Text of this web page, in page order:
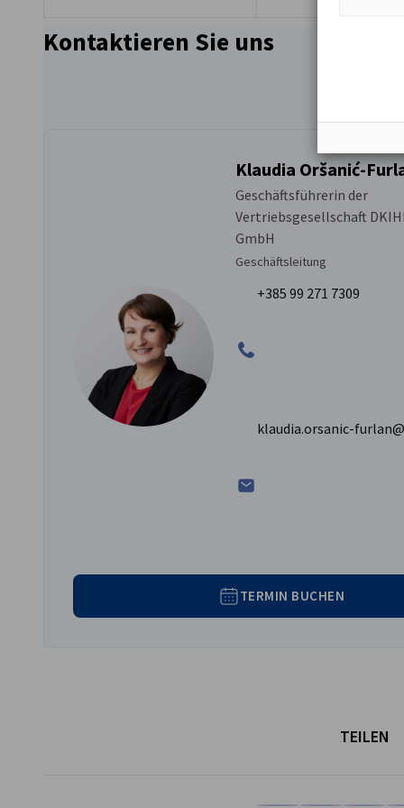
Kontaktieren Sie uns
Klaudia Oršanić-
Geschäftsführerin der
Vertriebsgesellschaft
GmbH
Geschäftsleitung
+385 99 271 7309
klaudia.orsanic-
TERMIN BUCHEN
TEILEN